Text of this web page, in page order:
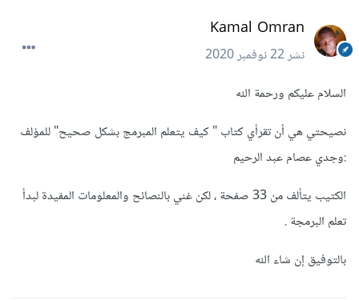
Kamal Omran
نشر22 نوفمبر 2020
السلام عليكم ورحمة الله
نصيحتي هي أن تقرأي كتاب " كيف يتعلم المبرمج بشكل صحيح" للمؤلف
:وجدي عصام عبد الرحيم
الكتيب يتألف من 33 صفحة ، لكن غني بالنصائح والمعلومات المفيدة لبدأ
تعلم البرمجة .
بالتوفيق إن شاء الله